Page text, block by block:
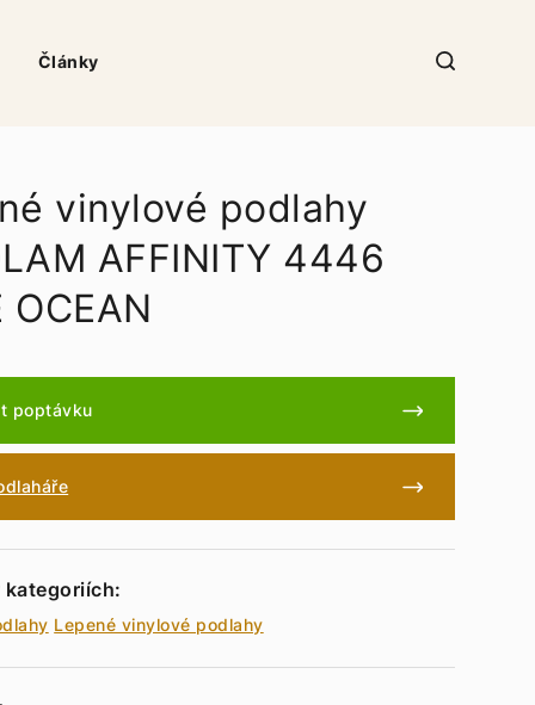
Články
vinylové podlahy
AFFINITY 4446
OCEAN
poptávku
kategoriích:
Lepené vinylové podlahy